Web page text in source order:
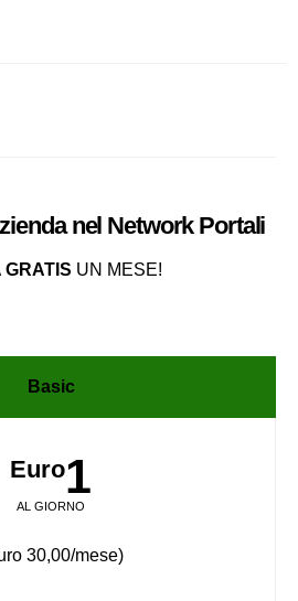
nel NetworkPortali
GRATIS UN MESE!
Basic
Euro1
AL GIORNO
30,00/mese)